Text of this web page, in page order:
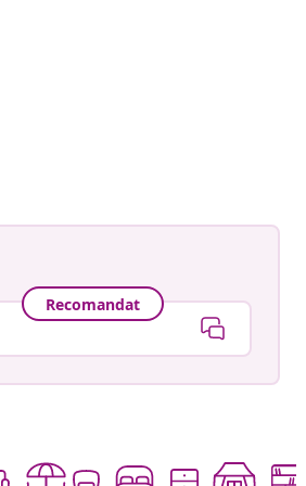
Recomandat